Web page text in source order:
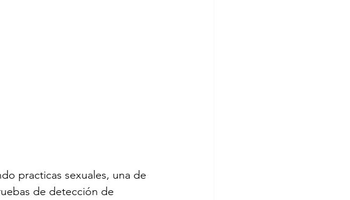
practicas sexuales, una de
de detección de